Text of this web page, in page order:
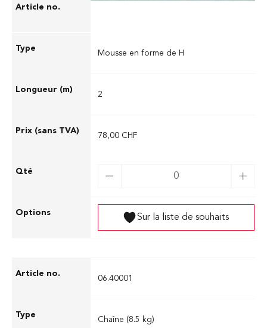
Mousse en forme de H
2
78,00 CHF
Sur la liste de souhaits
06.40001
Chaîne (8.5 kg)